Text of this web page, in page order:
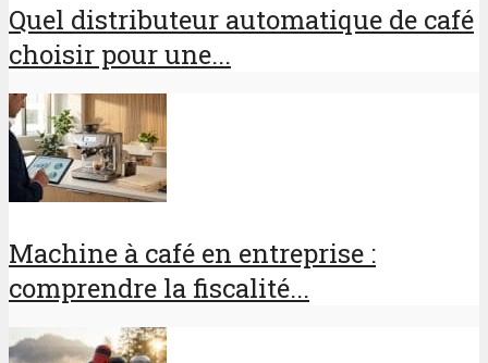
Quel distributeur automatique de café
choisir pour une...
Machine à café en entreprise :
comprendre la fiscalité...